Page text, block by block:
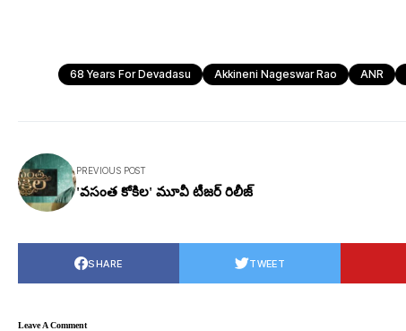
68 Years For Devadasu Akkineni Nageswar Rao ANR
PREVIOUS POST
'వసంత కోకిల' మూవీ టీజర్ రిలీజ్
SHARE TWEET
Leave A Comment